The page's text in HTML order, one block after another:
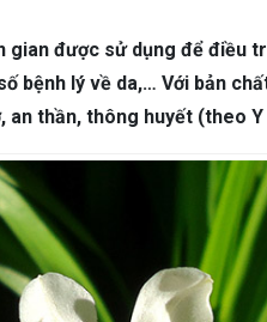
Nướu Răng Sâu Răng Viêm
gian được sử dụng để điều
bệnh lý về da,… Với bản
an thần, thông huyết (theo